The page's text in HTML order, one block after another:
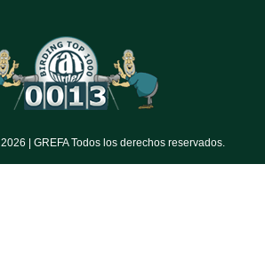
2026 | GREFA Todos los derechos reservados.